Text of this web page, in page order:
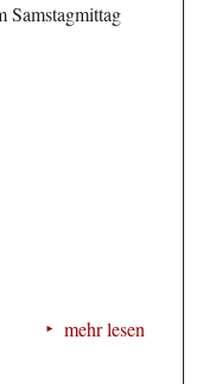
Samstagmittag
mehr lesen